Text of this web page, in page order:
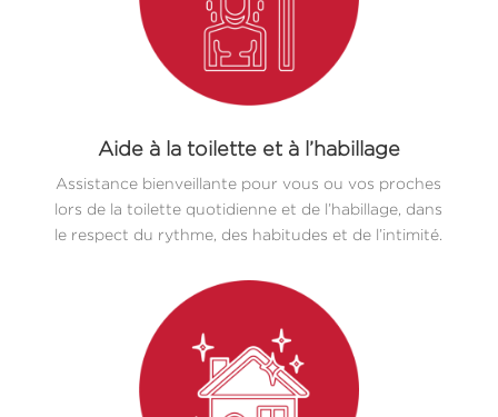
Aide à la toilette et à l’habillage
Assistance bienveillante pour vous ou vos proches
lors de la toilette quotidienne et de l’habillage, dans
le respect du rythme, des habitudes et de l’intimité.